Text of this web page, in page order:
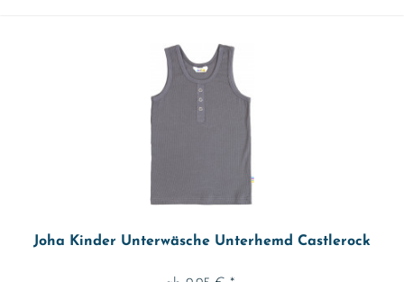
Joha Kinder Unterwäsche Unterhemd Castlerock